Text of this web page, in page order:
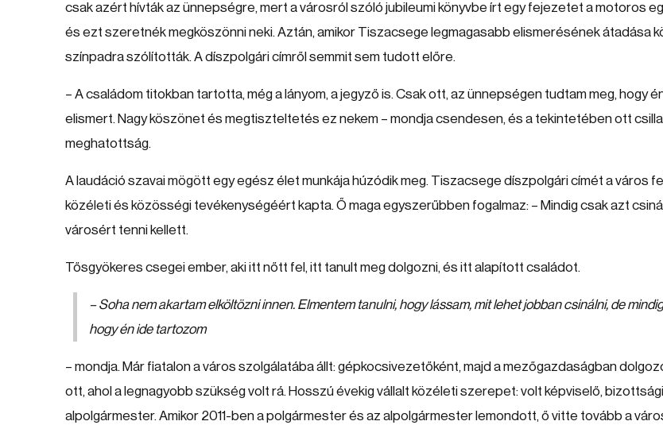
csak azért hívták az ünnepségre, mert a városról szóló jubileumi könyvbe írt egy fejezetet a motoros
és ezt szeretnék megköszönni neki. Aztán, amikor Tiszacsege legmagasabb elismerésének átadása
színpadra szólították. A díszpolgári címről semmit sem tudott előre.
– A családom titokban tartotta, még a lányom, a jegyző is. Csak ott, az ünnepségen tudtam meg, hogy
elismert. Nagy köszönet és megtiszteltetés ez nekem – mondja csendesen, és a tekintetében ott
meghatottság.
A laudáció szavai mögött egy egész élet munkája húzódik meg. Tiszacsege díszpolgári címét a város
közéleti és közösségi tevékenységéért kapta. Ő maga egyszerűbben fogalmaz: – Mindig csak azt
városért tenni kellett.
Tősgyökeres csegei ember, aki itt nőtt fel, itt tanult meg dolgozni, és itt alapított családot.
– Soha nem akartam elköltözni innen. Elmentem tanulni, hogy lássam, mit lehet jobban csinálni, de
hogy én ide tartozom
– mondja. Már fiatalon a város szolgálatába állt: gépkocsivezetőként, majd a mezőgazdaságban
ott, ahol a legnagyobb szükség volt rá. Hosszú évekig vállalt közéleti szerepet: volt képviselő,
alpolgármester. Amikor 2011-ben a polgármester és az alpolgármester lemondott, ő vitte tovább a